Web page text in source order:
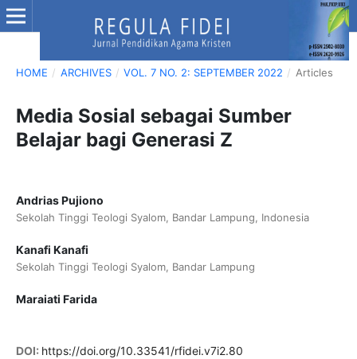
HOME / ARCHIVES / VOL. 7 NO. 2: SEPTEMBER 2022 / Articles
Media Sosial sebagai Sumber
Belajar bagi Generasi Z
Andrias Pujiono
Sekolah Tinggi Teologi Syalom, Bandar Lampung, Indonesia
Kanafi Kanafi
Sekolah Tinggi Teologi Syalom, Bandar Lampung
Maraiati Farida
DOI: https://doi.org/10.33541/rfidei.v7i2.80